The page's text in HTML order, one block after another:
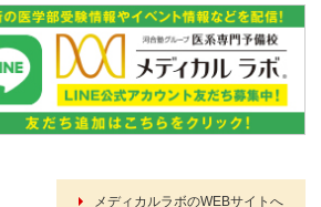
メディカルラボのWEBサイトへ